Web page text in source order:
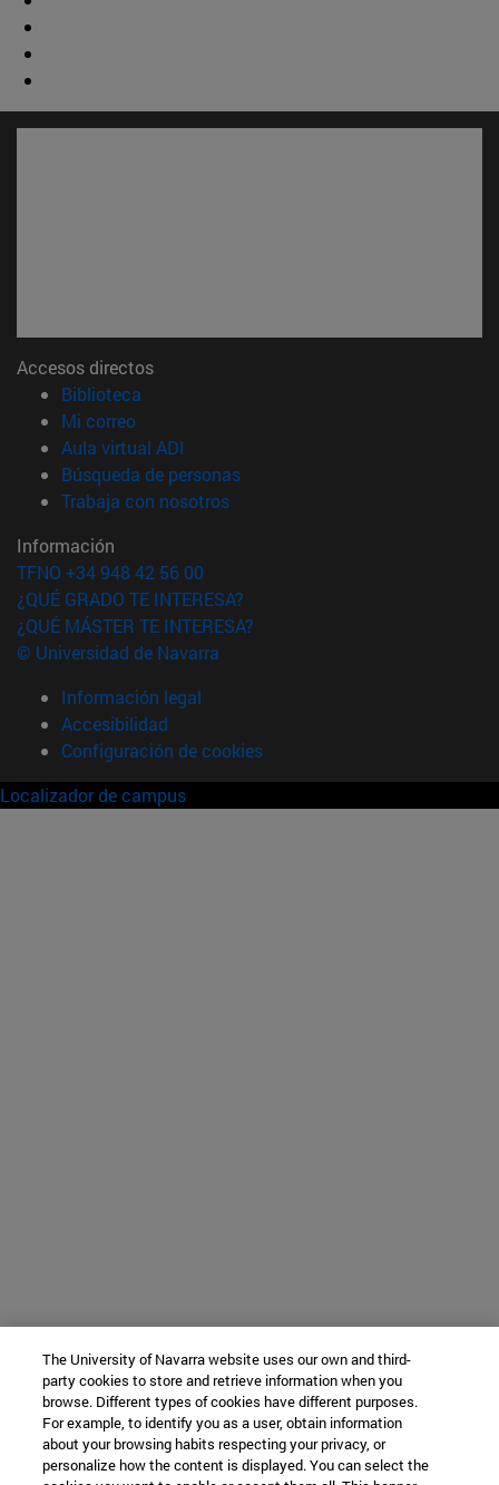
Accesos directos
Biblioteca
Mi correo(abre en nueva ventana)
Aula virtual ADI
Búsqueda de personas(abre en nueva ventana)
Trabaja con nosotros(abre en nueva ventana)
Información
TFNO +34 948 42 56 00
¿QUÉ GRADO TE INTERESA?
¿QUÉ MÁSTER TE INTERESA?
© Universidad de Navarra
Información legal
Accesibilidad
Configuración de cookies
Localizador de campus
The University of Navarra website uses our own and third-
party cookies to store and retrieve information when you
browse. Different types of cookies have different purposes.
For example, to identify you as a user, obtain information
about your browsing habits respecting your privacy, or
personalize how the content is displayed. You can select the